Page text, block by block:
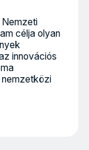
Nemzeti
célja olyan
innovációs
nemzetközi